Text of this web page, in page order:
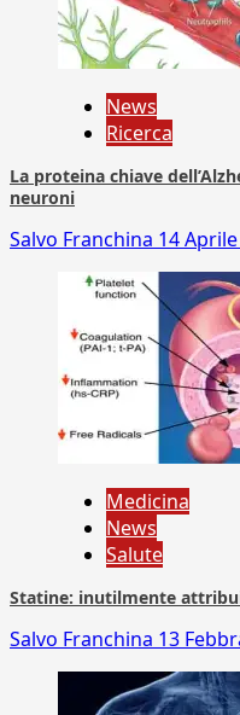
News
Ricerca
La proteina chiave
neuroni
Salvo Franchina 14
Medicina
News
Salute
Statine: inutilmente
Salvo Franchina 13